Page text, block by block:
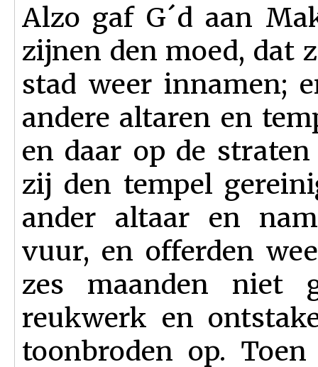
Alzo gaf G´d aan
zijnen den moed, dat
stad weer innamen;
andere altaren en
en daar op de
zij den tempel
ander altaar en
vuur, en offerden
zes maanden niet
reukwerk en
toonbroden op.